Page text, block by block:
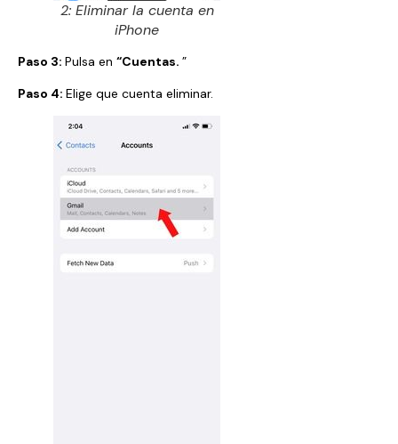
2: Eliminar la cuenta en
iPhone
Paso 3: Pulsa en “Cuentas. ”
Paso 4: Elige que cuenta eliminar.